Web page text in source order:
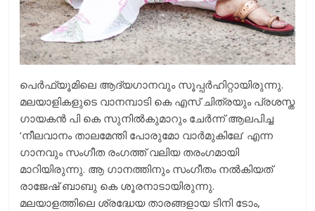
പെര്‍ഫ്യൂമിലെ ആദ്യഗാനവും സൂപ്പര്‍ഹിറ്റായിരുന്നു.
മലയാളികളുടെ വാനമ്പാടി കെ എസ് ചിത്രയും പ്രശസ്ത
ഗായകന്‍ പി കെ സുനില്‍കുമാറും ചേര്‍ന്ന് ആലപിച്ച
‘നീലവാനം താലമേന്തി പോരുമോ വാര്‍മുകിലേ’ എന്ന
ഗാനവും സംഗീത രംഗത്ത് വലിയ തരംഗമായി
മാറിയിരുന്നു. ആ ഗാനത്തിനും സംഗീതം നല്‍കിയത്
രാജേഷ് ബാബു കെ ശൂരനാടായിരുന്നു.
മലയാളത്തിലെ ശ്രദ്ധേയ താരങ്ങളായ ടിനി ടോം,